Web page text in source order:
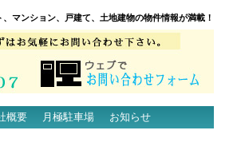
マンション、戸建て、土地建物の物件情報が満載！
概要 月極駐車場
お知らせ